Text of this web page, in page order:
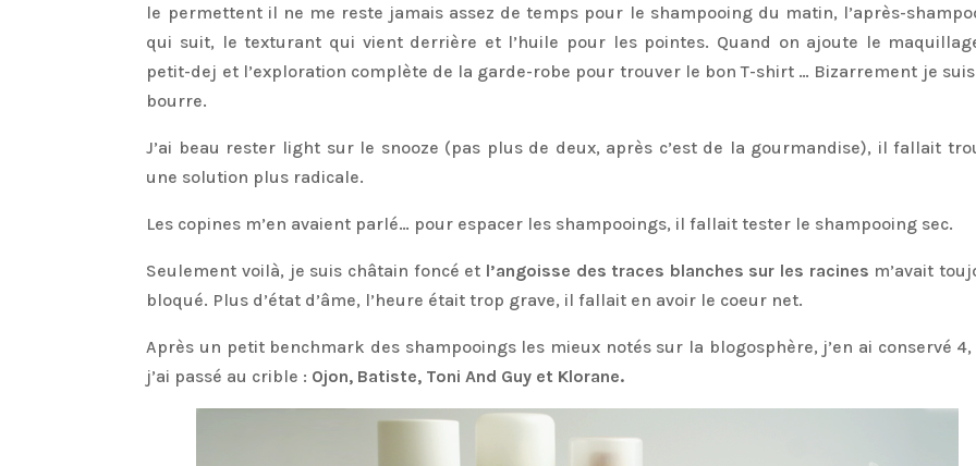
le permettent il ne me reste jamais assez de temps pour le shampooing du matin, l’après-
qui suit, le texturant qui vient derrière et l’huile pour les pointes. Quand on ajoute le
petit-dej et l’exploration complète de la garde-robe pour trouver le bon T-shirt … Bizarrement je
bourre.
J’ai beau rester light sur le snooze (pas plus de deux, après c’est de la gourmandise), il fallait
une solution plus radicale.
Les copines m’en avaient parlé… pour espacer les shampooings, il fallait tester le shampooing sec.
Seulement voilà, je suis châtain foncé et l’angoisse des traces blanches sur les racines m’avait
bloqué. Plus d’état d’âme, l’heure était trop grave, il fallait en avoir le coeur net.
Après un petit benchmark des shampooings les mieux notés sur la blogosphère, j’en ai conservé
j’ai passé au crible : Ojon, Batiste, Toni And Guy et Klorane.